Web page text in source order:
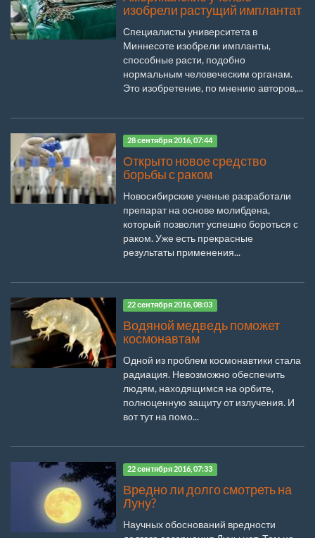
изобрели растущий имплантат
Специалисты университета в
Миннесоте изобрели импланты,
способные расти, подобно
нормальным человеческим органам.
Это изобретение, по мнению авторов,...
28 сентября 2016, 07:44
Открыто новое средство
борьбы с раком
Новосибирские ученые разработали
препарат на основе молибдена,
который позволит успешно бороться с
раком. Уже есть прекрасные
результаты применения...
22 сентября 2016, 08:03
Водяной медведь поможет
космонавтам
Одной из проблем космонавтики стала
радиация. Невозможно обеспечить
людям, находящимся на орбите,
полноценную защиту от излучения. И
вот тут на помо...
22 сентября 2016, 07:33
Вредно ли долго смотреть на
Луну?
Научных обоснований вредности